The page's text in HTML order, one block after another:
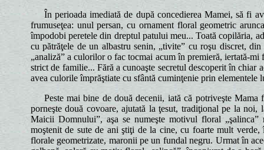
În perioada imediată de după concedierea Mamei, să fi
frumuseţea: unul persan, cu ornament floral geometric
împodobi peretele din dreptul patului meu... Toată copilăria,
cu pătrăţele de un albastru senin, „tivite” cu roşu discret,
„analiză” a culorilor o fac tocmai acum în premieră, iertată-
strict de familie... Fără a cunoaşte secretul descoperit în
avea culorile împrăştiate cu sfântă cuminţenie prin elementele
Peste mai bine de două decenii, iată că potriveşte
porneşte două covoare, ajutată la ţesut, tradiţional pe la
Maicii Domnului”, aşa se numeşte motivul floral
moştenit de sute de ani ştiţi de la cine, cu foarte mult
florale geometrizate, maronii pe un fundal negru. Urmat în